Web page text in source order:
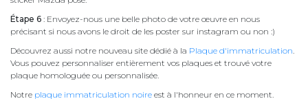
Étape 6 : Envoyez-nous une belle photo de votre œuvre en nous
précisant si nous avons le droit de les poster sur instagram ou non :)
Découvrez aussi notre nouveau site dédié à la Plaque d'immatriculation.
Vous pouvez personnaliser entièrement vos plaques et trouvé votre
plaque homologuée ou personnalisée.
Notre plaque immatriculation noire est à l'honneur en ce moment.